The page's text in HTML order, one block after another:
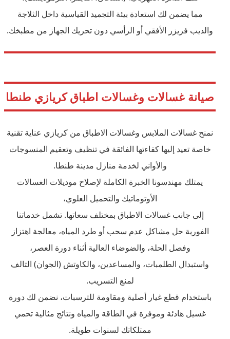
مما يضمن لك استعادة بيئة التجميد القياسية داخل الثلاجة
والديب فريزر الأفقي أو الرأسي دون تحريك الجهاز من مطبخك.
صيانة غسالات وغسالات اطباق كريازي طنطا
نمنح غسالات الملابس وغسالات الاطباق من كريازي عناية تقنية
خاصة تعيد إليها كفاءتها الفائقة في تنظيف وتعقيم المنسوجات
والأواني لخدمة منازل مدينة طنطا.
يمتلك مهندسونا الخبرة الكاملة لإصلاح موديلات الغسالات
الأوتوماتيك والتحميل العلوي،
إلى جانب غسالات الاطباق بمختلف سعاتها. تشمل خدماتنا
الفورية حل مشاكل عدم سحب أو طرد المياه، معالجة اهتزاز
وفصل الحلة، والضوضاء العالية أثناء دورة العصر،
واستبدال الطلمبات، والمساعدين، والكاوتش (الجوان) التالف
لمنع التسريب.
باستخدام قطع غيار أصلية ومقاومة للترسبات، نضمن لك دورة
غسيل هادئة وموفرة في الطاقة والمياه ونتائج مثالية تحمي
ممتلكاتك لسنوات طويلة.